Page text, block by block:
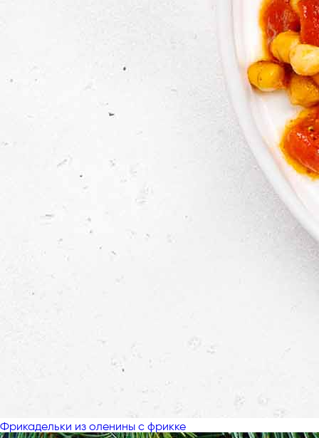
Фрикадельки из оленины с фрикке